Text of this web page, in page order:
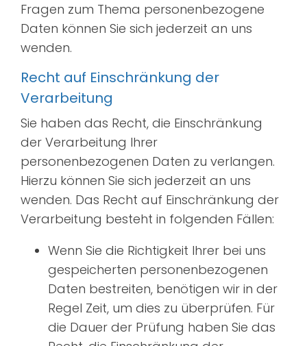
Fragen zum Thema personenbezogene
Daten können Sie sich jederzeit an uns
wenden.
Recht auf Einschränkung der
Verarbeitung
Sie haben das Recht, die Einschränkung
der Verarbeitung Ihrer
personenbezogenen Daten zu verlangen.
Hierzu können Sie sich jederzeit an uns
wenden. Das Recht auf Einschränkung der
Verarbeitung besteht in folgenden Fällen:
Wenn Sie die Richtigkeit Ihrer bei uns
gespeicherten personenbezogenen
Daten bestreiten, benötigen wir in der
Regel Zeit, um dies zu überprüfen. Für
die Dauer der Prüfung haben Sie das